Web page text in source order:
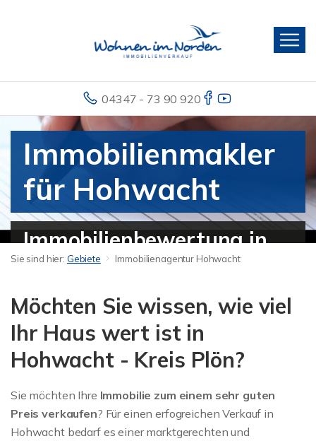
04347 - 73 90 920
Immobilienmakler
für Hohwacht
Immobilienbewertung in
Hohwacht - Haus
verkaufen
Sie sind hier: Gebiete Immobilienagentur Hohwacht
Möchten Sie wissen, wie viel
Ihr Haus wert ist in
Hohwacht - Kreis Plön?
Sie möchten Ihre Immobilie zum einem sehr guten
Preis verkaufen? Für einen erfogreichen Verkauf in
Hohwacht bedarf es einer marktgerechten und